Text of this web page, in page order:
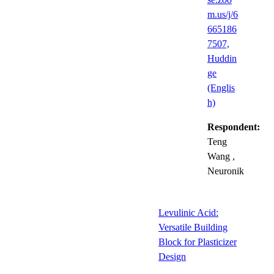
m.us/j/6
665186
7507,
Huddin
ge
(Englis
h)
Respondent:
Teng
Wang ,
Neuronik
Levulinic Acid:
Versatile Building
Block for Plasticizer
Design